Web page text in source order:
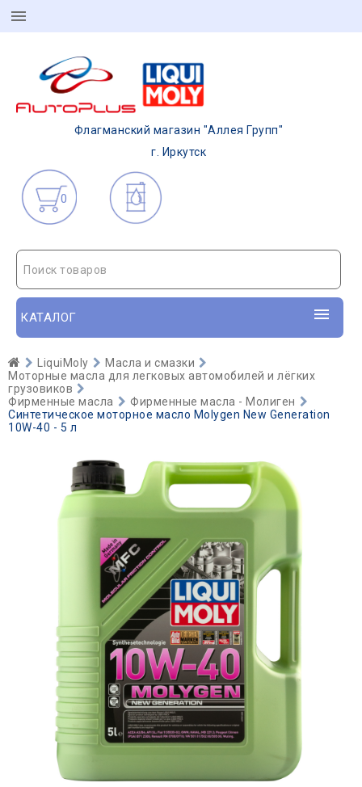
Флагманский магазин "Аллея Групп"
г. Иркутск
0
Поиск товаров
КАТАЛОГ
LiquiMoly
Масла и смазки
Моторные масла для легковых автомобилей и лёгких
грузовиков
Фирменные масла
Фирменные масла - Молиген
Синтетическое моторное масло Molygen New Generation
10W-40 - 5 л